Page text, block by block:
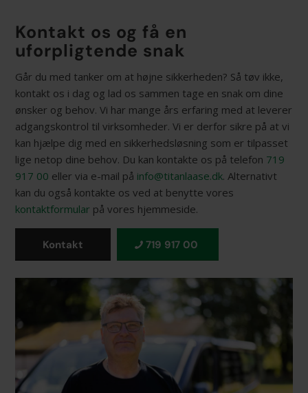
Kontakt os og få en
uforpligtende snak
Går du med tanker om at højne sikkerheden? Så tøv ikke,
kontakt os i dag og lad os sammen tage en snak om dine
ønsker og behov. Vi har mange års erfaring med at leverer
adgangskontrol til virksomheder. Vi er derfor sikre på at vi
kan hjælpe dig med en sikkerhedsløsning som er tilpasset
lige netop dine behov. Du kan kontakte os på telefon 719
917 00 eller via e-mail på info@titanlaase.dk. Alternativt
kan du også kontakte os ved at benytte vores
kontaktformular på vores hjemmeside.
Kontakt 719 917 00